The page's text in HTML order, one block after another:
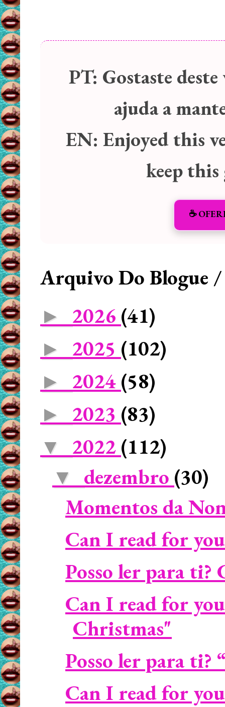
PT: Gostaste
ajuda a
EN: Enjoyed this
keep
☕️
Arquivo Do Blogue
► 2026 (41)
► 2025 (102)
► 2024 (58)
► 2023 (83)
▼ 2022 (112)
▼ dezembro (30)
Momentos da
Can I read for
Posso ler para ti?
Can I read for
Christmas"
Posso ler para ti?
Can I read for